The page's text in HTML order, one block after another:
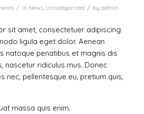
/ in News, Uncategorized / by admin
sit amet, consectetuer adipiscing
ligula eget dolor. Aenean
natoque penatibus et magnis dis
nascetur ridiculus mus. Donec
nec, pellentesque eu, pretium quis,
massa quis enim.